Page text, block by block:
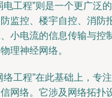
电工程”则是一个更广泛
监控、楼宇自控、消防
小电流的信息传输与控
理神经网络。
络工程”在此基础上，专
网络。它涉及网络拓扑